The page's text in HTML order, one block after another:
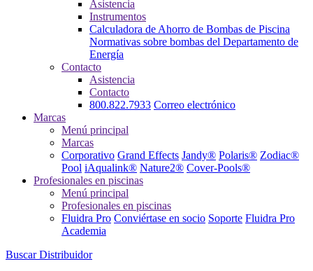
Asistencia
Instrumentos
Calculadora de Ahorro de Bombas de Piscina
Normativas sobre bombas del Departamento de
Energía
Contacto
Asistencia
Contacto
800.822.7933 Correo electrónico
Marcas
Menú principal
Marcas
Corporativo Grand Effects Jandy® Polaris® Zodiac®
Pool iAqualink® Nature2® Cover-Pools®
Profesionales en piscinas
Menú principal
Profesionales en piscinas
Fluidra Pro Conviértase en socio Soporte Fluidra Pro
Academia
Buscar Distribuidor